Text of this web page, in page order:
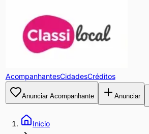
AcompanhantesCidadesCréditos
Anunciar Acompanhante Anunciar
Início